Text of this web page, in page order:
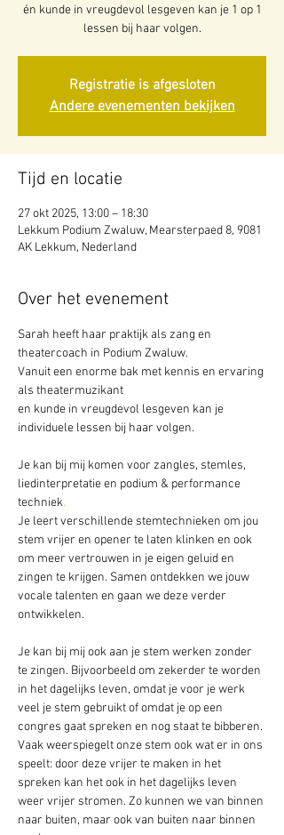
én kunde in vreugdevol lesgeven kan je 1 op 1
lessen bij haar volgen.
Registratie is afgesloten
Andere evenementen bekijken
Tijd en locatie
27 okt 2025, 13:00 – 18:30
Lekkum Podium Zwaluw, Mearsterpaed 8, 9081
AK Lekkum, Nederland
Over het evenement
Sarah heeft haar praktijk als zang en
theatercoach in Podium Zwaluw.
Vanuit een enorme bak met kennis en ervaring
als theatermuzikant
en kunde in vreugdevol lesgeven kan je
individuele lessen bij haar volgen.
Je kan bij mij komen voor zangles, stemles,
liedinterpretatie en podium & performance
techniek.
Je leert verschillende stemtechnieken om jou
stem vrijer en opener te laten klinken en ook
om meer vertrouwen in je eigen geluid en
zingen te krijgen. Samen ontdekken we jouw
vocale talenten en gaan we deze verder
ontwikkelen.
Je kan bij mij ook aan je stem werken zonder
te zingen. Bijvoorbeeld om zekerder te worden
in het dagelijks leven, omdat je voor je werk
veel je stem gebruikt of omdat je op een
congres gaat spreken en nog staat te bibberen.
Vaak weerspiegelt onze stem ook wat er in ons
speelt: door deze vrijer te maken in het
spreken kan het ook in het dagelijks leven
weer vrijer stromen. Zo kunnen we van binnen
naar buiten, maar ook van buiten naar binnen